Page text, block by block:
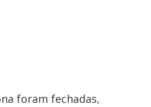
foram fechadas,